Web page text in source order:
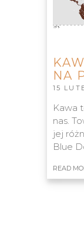
NA
15
Kawa
nas.
jej
Blue
READ